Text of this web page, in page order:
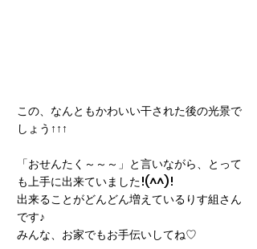
この、なんともかわいい干された後の光景で
しょう↑↑↑
「おせんたく～～～」と言いながら、とって
も上手に出来ていました!(^^)!
出来ることがどんどん増えているりす組さん
です♪
みんな、お家でもお手伝いしてね♡